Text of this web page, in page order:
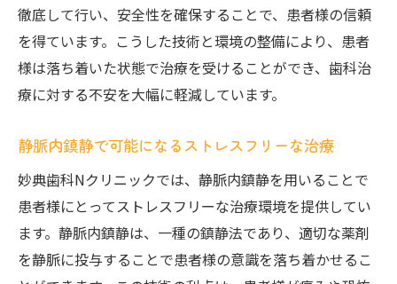
徹底して行い、安全性を確保することで、患者様の信頼
を得ています。こうした技術と環境の整備により、患者
様は落ち着いた状態で治療を受けることができ、歯科治
療に対する不安を大幅に軽減しています。
静脈内鎮静で可能になるストレスフリーな治療
妙典歯科Nクリニックでは、静脈内鎮静を用いることで
患者様にとってストレスフリーな治療環境を提供してい
ます。静脈内鎮静は、一種の鎮静法であり、適切な薬剤
を静脈に投与することで患者様の意識を落ち着かせるこ